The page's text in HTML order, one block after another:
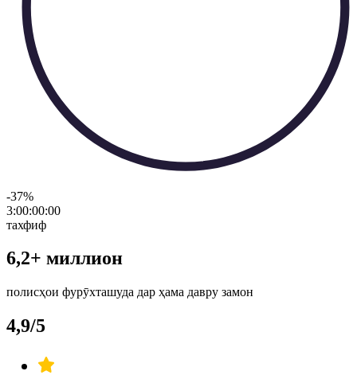
-37%
3:00:00:00
тахфиф
6,2+ миллион
полисҳои фурӯхташуда дар ҳама давру замон
4,9/5